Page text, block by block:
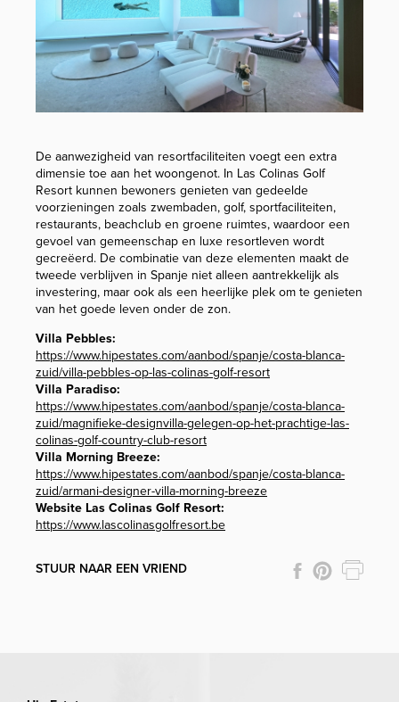
De aanwezigheid van resortfaciliteiten voegt een extra
dimensie toe aan het woongenot. In Las Colinas Golf
Resort kunnen bewoners genieten van gedeelde
voorzieningen zoals zwembaden, golf, sportfaciliteiten,
restaurants, beachclub en groene ruimtes, waardoor een
gevoel van gemeenschap en luxe resortleven wordt
gecreëerd. De combinatie van deze elementen maakt de
tweede verblijven in Spanje niet alleen aantrekkelijk als
investering, maar ook als een heerlijke plek om te genieten
van het goede leven onder de zon.
Villa Pebbles:
https://www.hipestates.com/aanbod/spanje/costa-blanca-
zuid/villa-pebbles-op-las-colinas-golf-resort
Villa Paradiso:
https://www.hipestates.com/aanbod/spanje/costa-blanca-
zuid/magnifieke-designvilla-gelegen-op-het-prachtige-las-
colinas-golf-country-club-resort
Villa Morning Breeze:
https://www.hipestates.com/aanbod/spanje/costa-blanca-
zuid/armani-designer-villa-morning-breeze
Website Las Colinas Golf Resort:
https://www.lascolinasgolfresort.be
STUUR NAAR EEN VRIEND